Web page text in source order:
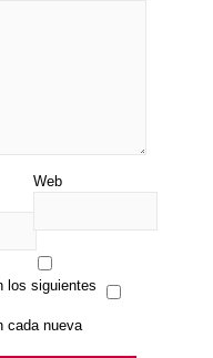
Web
los siguientes
cada nueva